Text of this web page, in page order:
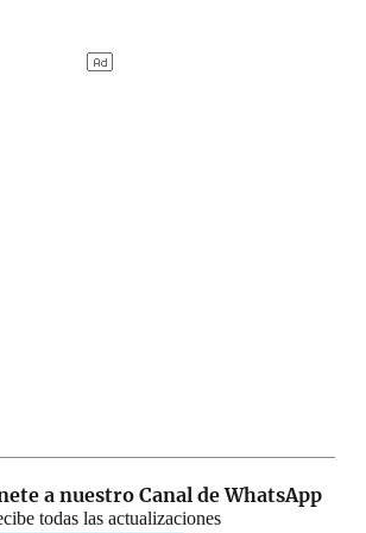
a nuestro Canal de WhatsApp
todas las actualizaciones